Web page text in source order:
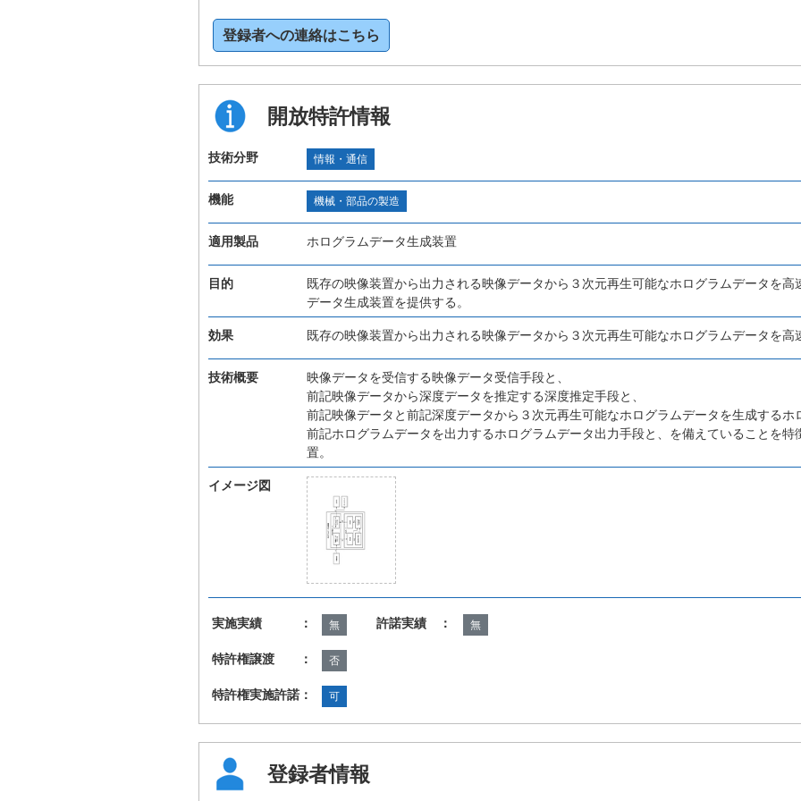
登録者への連絡はこちら
開放特許情報
技術分野 情報・通信
機能 機械・部品の製造
適用製品 ホログラムデータ生成装置
目的
既存の映像装置から出力される映像データから３次元再生可能なホログラムデータを
データ生成装置を提供する。
効果 既存の映像装置から出力される映像データから３次元再生可能なホログラムデータを高
技術概要
映像データを受信する映像データ受信手段と、
前記映像データから深度データを推定する深度推定手段と、
前記映像データと前記深度データから３次元再生可能なホログラムデータを生成するホ
前記ホログラムデータを出力するホログラムデータ出力手段と、を備えていることを
置。
イメージ図
実施実績 ： 無 許諾実績 ： 無
特許権譲渡 ： 否
特許権実施許諾： 可
登録者情報